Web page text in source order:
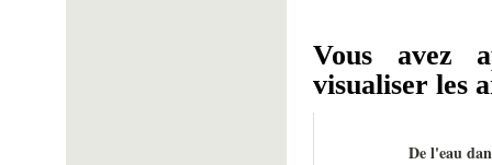
Vous avez
visualiser les
De l'eau